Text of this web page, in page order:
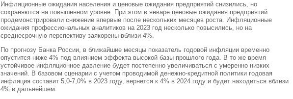
Инфляционные ожидания населения и ценовые ожидания предприятий снизились, но
сохраняются на повышенном уровне. При этом в январе ценовые ожидания предприятий
продемонстрировали снижение впервые после нескольких месяцев роста. Инфляционные
ожидания профессиональных аналитиков на 2023 год несколько повысились, но на
среднесрочную перспективу заякорены вблизи 4%.
По прогнозу Банка России, в ближайшие месяцы показатель годовой инфляции временно
опустится ниже 4% под влиянием эффекта высокой базы прошлого года. В то же время
устойчивое инфляционное давление будет постепенно увеличиваться с умеренно низких
значений. В базовом сценарии с учетом проводимой денежно-кредитной политики годовая
инфляция составит 5,0-7,0% в 2023 году, вернется к 4% в 2024 году и будет находиться вблизи
4% в дальнейшем.